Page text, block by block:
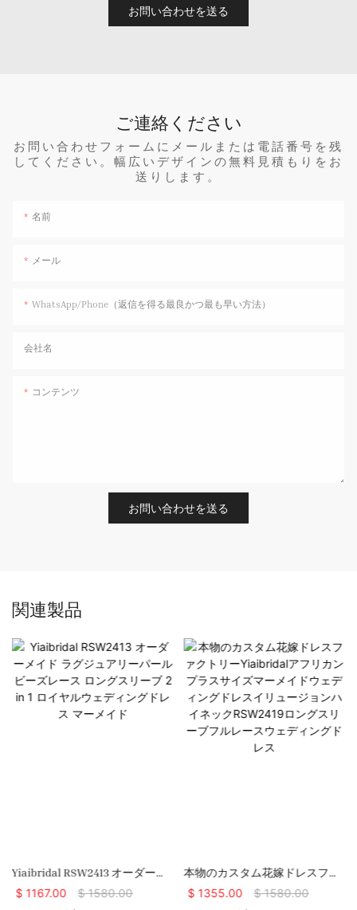
お問い合わせを送る
ご連絡ください
お問い合わせフォームにメールまたは電話番号を残
してください。幅広いデザインの無料見積もりをお
送りします。
名前
メール
WhatsApp/Phone（返信を得る最良かつ最も早い方法）
会社名
コンテンツ
お問い合わせを送る
関連製品
Yiaibridal RSW2413 オーダーメ
イド ラグジュアリーパール ビー
$ 1167.00 $1580.00
本物のカスタム花嫁ドレスファ
クトリーYiaibridalアフリカンプ
$ 1355.00 $1580.00